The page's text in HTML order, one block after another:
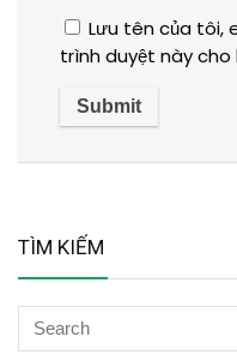
Lưu tên của tôi,
trình duyệt này cho
TÌM KIẾM